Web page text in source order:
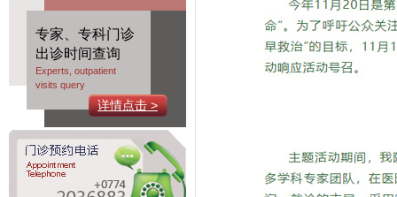
专家、专科门诊
出诊时间查询
Experts, outpatient
visits query
详情点击 >